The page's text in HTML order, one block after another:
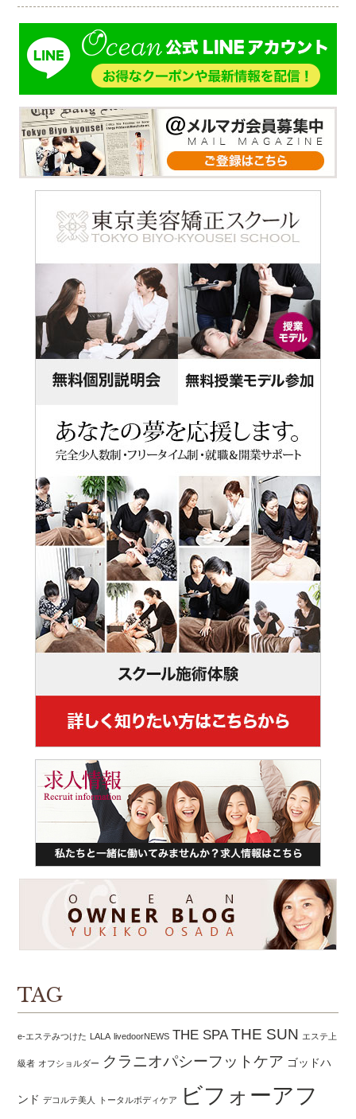
TAG
e-エステみつけた LALA livedoorNEWS THE SPA THE SUN エステ上
級者 オフショルダー クラニオパシーフットケア ゴッドハ
ンド デコルテ美人 トータルボディケア ビフォーアフ